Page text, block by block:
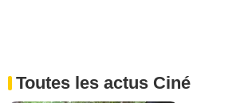
Toutes les actus Ciné